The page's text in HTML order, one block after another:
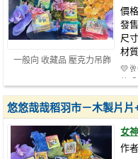
一般向 收藏品 壓克力吊飾
價
發
尺
材
悠悠哉哉稻羽市－木製片片
女
作